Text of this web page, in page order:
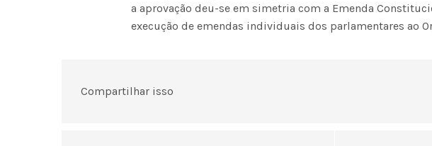
a aprovação deu-se em simetria com a Emenda
execução de emendas individuais dos parlamentares ao
Compartilhar isso